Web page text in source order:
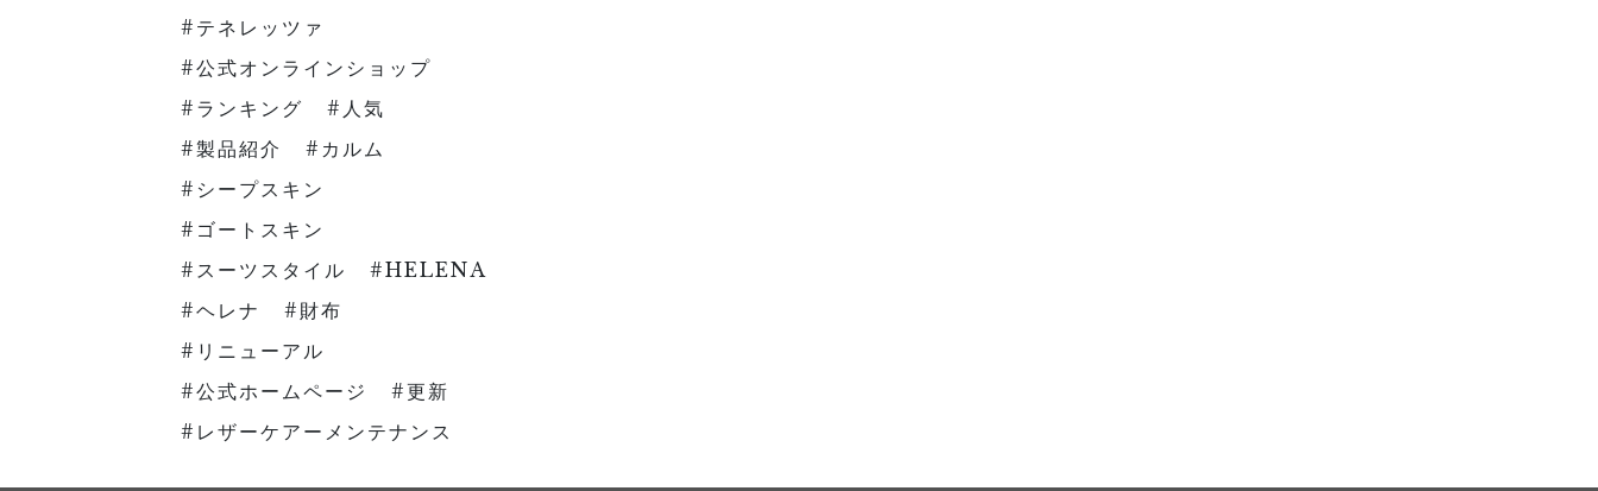
テネレッツァ
公式オンラインショップ
ランキング
人気
製品紹介
カルム
シープスキン
ゴートスキン
スーツスタイル
HELENA
ヘレナ
財布
リニューアル
公式ホームページ
更新
レザーケアーメンテナンス